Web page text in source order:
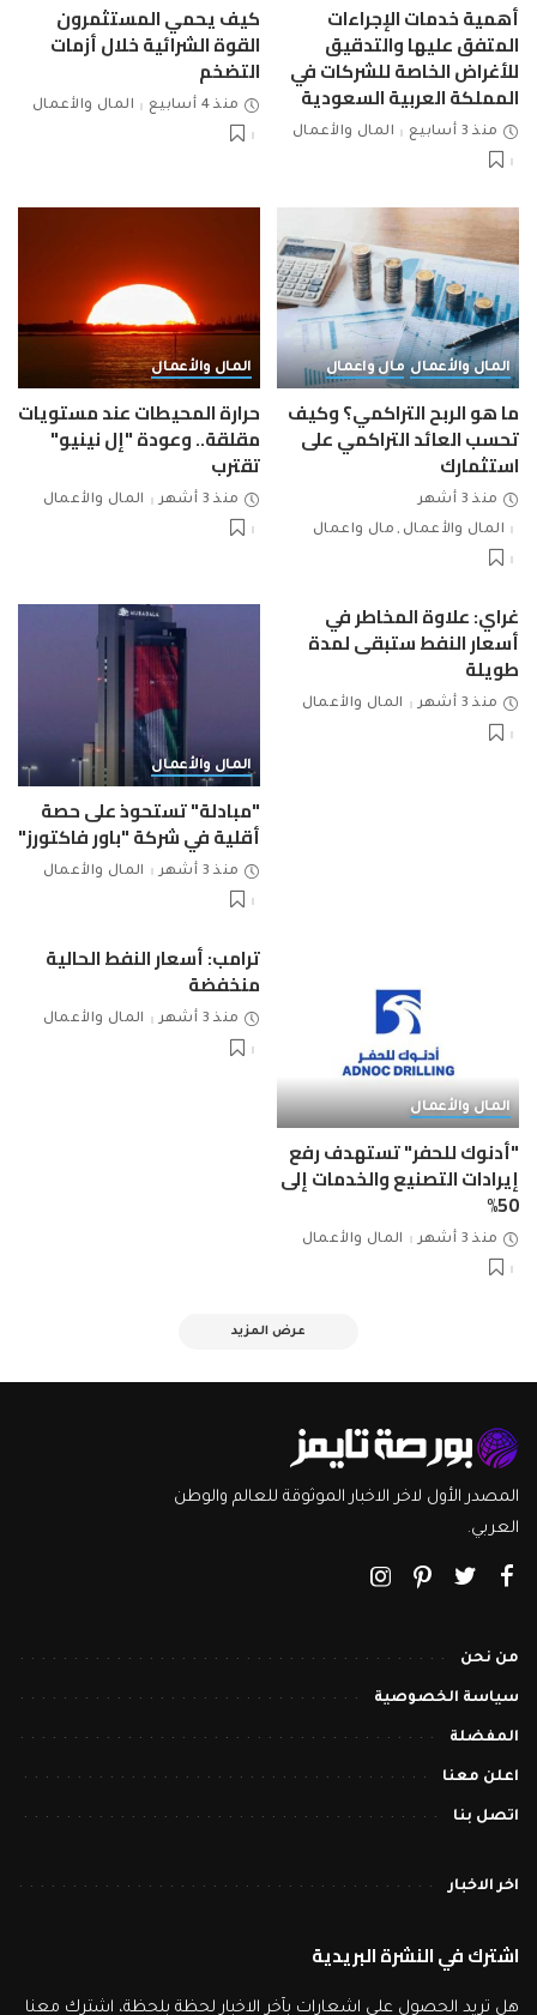
أهمية خدمات الإجراءات
المتفق عليها والتدقيق
للأغراض الخاصة للشركات في
المملكة العربية السعودية
منذ 3 أسابيع المال والأعمال
كيف يحمي المستثمرون
القوة الشرائية خلال أزمات
التضخم
منذ 4 أسابيع المال والأعمال
المال والأعمال مال واعمال
ما هو الربح التراكمي؟ وكيف
تحسب العائد التراكمي على
استثمارك
منذ 3 أشهر
المال والأعمال
مال واعمال
المال والأعمال
حرارة المحيطات عند مستويات
مقلقة.. وعودة "إل نينيو"
تقترب
منذ 3 أشهر المال والأعمال
غراي: علاوة المخاطر في
أسعار النفط ستبقى لمدة
طويلة
منذ 3 أشهر المال والأعمال
المال والأعمال
"مبادلة" تستحوذ على حصة
أقلية في شركة "باور فاكتورز"
منذ 3 أشهر المال والأعمال
المال والأعمال
"أدنوك للحفر" تستهدف رفع
إيرادات التصنيع والخدمات إلى
50%
منذ 3 أشهر المال والأعمال
ترامب: أسعار النفط الحالية
منخفضة
منذ 3 أشهر المال والأعمال
عرض المزيد
المصدر الأول لاخر الاخبار الموثوقة للعالم والوطن
العربي.
من نحن
سياسة الخصوصية
المفضلة
اعلن معنا
اتصل بنا
اخر الاخبار
اشترك في النشرة البريدية
هل تريد الحصول على اشعارات بآخر الاخبار لحظة بلحظة، اشترك معنا